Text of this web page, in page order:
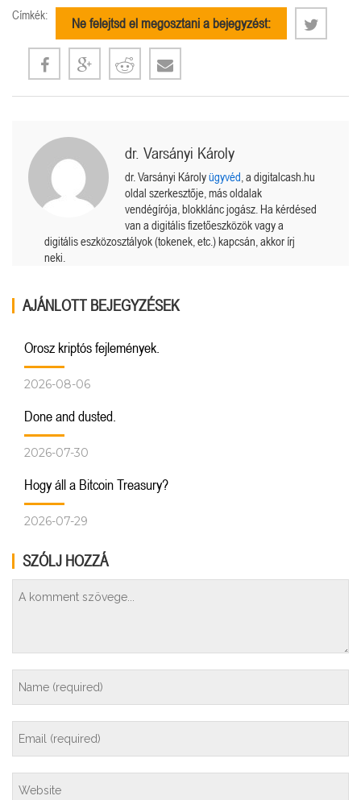
Címkék:
Ne felejtsd el megosztani a bejegyzést:
dr. Varsányi Károly
dr. Varsányi Károlyügyvéd , a digitalcash.hu
oldal szerkesztője, más oldalak
vendégírója, blokklánc jogász. Ha kérdésed
van a digitális fizetőeszközök vagy a
digitális eszközosztályok (tokenek, etc.) kapcsán, akkor írj
neki.
AJÁNLOTT BEJEGYZÉSEK
Orosz kriptós fejlemények.
2026-08-06
Done and dusted.
2026-07-30
Hogy áll a Bitcoin Treasury?
2026-07-29
SZÓLJ HOZZÁ